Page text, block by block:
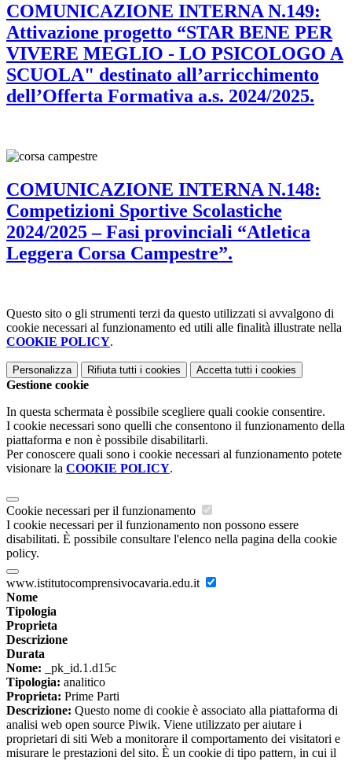
COMUNICAZIONE INTERNA N.149:
Attivazione progetto “STAR BENE PER
VIVERE MEGLIO - LO PSICOLOGO A
SCUOLA" destinato all’arricchimento
dell’Offerta Formativa a.s. 2024/2025.
COMUNICAZIONE INTERNA N.148:
Competizioni Sportive Scolastiche
2024/2025 – Fasi provinciali “Atletica
Leggera Corsa Campestre”.
Questo sito o gli strumenti terzi da questo utilizzati si avvalgono di
cookie necessari al funzionamento ed utili alle finalità illustrate nella
COOKIE POLICY.
Personalizza Rifiuta tutti i cookies Accetta tutti i cookies
Gestione cookie
In questa schermata è possibile scegliere quali cookie consentire.
I cookie necessari sono quelli che consentono il funzionamento della
piattaforma e non è possibile disabilitarli.
Per conoscere quali sono i cookie necessari al funzionamento potete
visionare la COOKIE POLICY.
Cookie necessari per il funzionamento
I cookie necessari per il funzionamento non possono essere
disabilitati. È possibile consultare l'elenco nella pagina della cookie
policy.
www.istitutocomprensivocavaria.edu.it
Nome
Tipologia
Proprieta
Descrizione
Durata
Nome: _pk_id.1.d15c
Tipologia: analitico
Proprieta: Prime Parti
Descrizione: Questo nome di cookie è associato alla piattaforma di
analisi web open source Piwik. Viene utilizzato per aiutare i
proprietari di siti Web a monitorare il comportamento dei visitatori e
misurare le prestazioni del sito. È un cookie di tipo pattern, in cui il